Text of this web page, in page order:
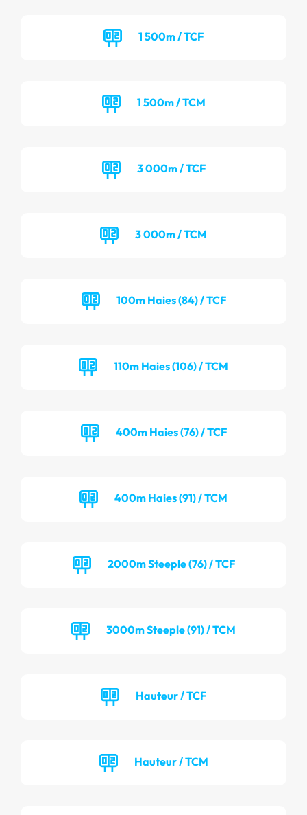
1 500m / TCF
1 500m / TCM
3 000m / TCF
3 000m / TCM
100m Haies (84) / TCF
110m Haies (106) / TCM
400m Haies (76) / TCF
400m Haies (91) / TCM
2000m Steeple (76) / TCF
3000m Steeple (91) / TCM
Hauteur / TCF
Hauteur / TCM